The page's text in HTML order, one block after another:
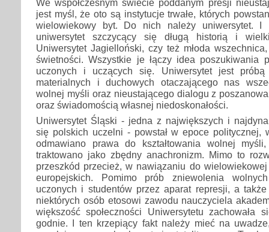
We współczesnym świecie poddanym presji
jest myśl, że oto są instytucje trwałe, których
wielowiekowy byt. Do nich należy uniwersytet.
uniwersytet szczycący się długą historią i
Uniwersytet Jagielloński, czy też młoda
świetności. Wszystkie je łączy idea poszukiwania
uczonych i uczących się. Uniwersytet jest próbą
materialnych i duchowych otaczającego nas
wolnej myśli oraz nieustającego dialogu z
oraz świadomością własnej niedoskonałości.
Uniwersytet Śląski - jedna z największych i
się polskich uczelni - powstał w epoce politycznej,
odmawiano prawa do kształtowania wolnej
traktowano jako zbędny anachronizm. Mimo to
przeszkód przecież, w nawiązaniu do
europejskich. Pomimo prób zniewolenia
uczonych i studentów przez aparat represji, a
niektórych osób etosowi zawodu nauczyciela
większość społeczności Uniwersytetu zachowała
godnie. I ten krzepiący fakt należy mieć na